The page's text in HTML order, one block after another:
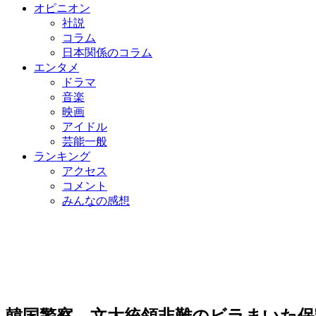
オピニオン
社説
コラム
日本関係のコラム
エンタメ
ドラマ
音楽
映画
アイドル
芸能一般
ランキング
アクセス
コメント
みんなの感想